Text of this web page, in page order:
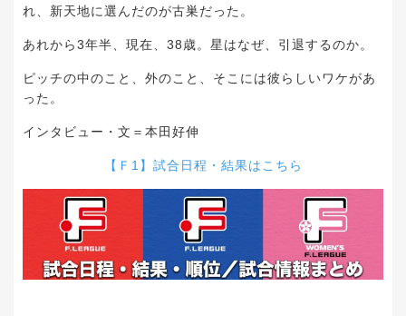
れ、新天地に選んだのが古巣だった。
あれから3年半、現在、38歳。星はなぜ、引退するのか。
ピッチの中のこと、外のこと、そこには彼らしいワケがあ
った。
インタビュー・文＝本田好伸
【Ｆ1】試合日程・結果はこちら